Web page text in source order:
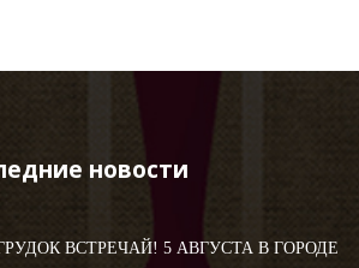
новости
ВСТРЕЧАЙ! 5 АВГУСТА В ГОРОДЕ